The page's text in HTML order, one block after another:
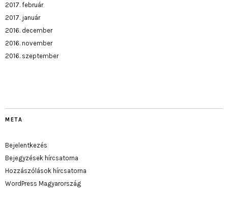
2017. február
2017. január
2016. december
2016. november
2016. szeptember
META
Bejelentkezés
Bejegyzések hírcsatorna
Hozzászólások hírcsatorna
WordPress Magyarország